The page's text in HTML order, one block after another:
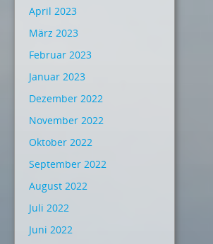
April 2023
März 2023
Februar 2023
Januar 2023
Dezember 2022
November 2022
Oktober 2022
September 2022
August 2022
Juli 2022
Juni 2022